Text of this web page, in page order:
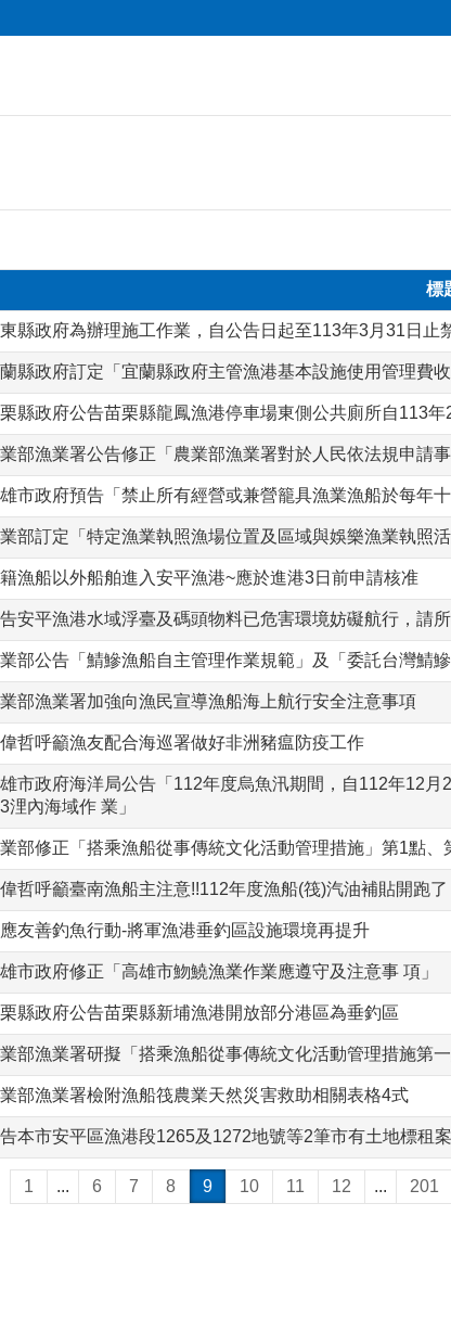
標
縣政府為辦理施工作業，自公告日起至113年3月31日止
縣政府訂定「宜蘭縣政府主管漁港基本設施使用管理費收
縣政府公告苗栗縣龍鳳漁港停車場東側公共廁所自113年
部漁業署公告修正「農業部漁業署對於人民依法規申請事
市政府預告「禁止所有經營或兼營籠具漁業漁船於每年
部訂定「特定漁業執照漁場位置及區域與娛樂漁業執照
漁船以外船舶進入安平漁港~應於進港3日前申請核准
安平漁港水域浮臺及碼頭物料已危害環境妨礙航行，請
部公告「鯖鰺漁船自主管理作業規範」及「委託台灣鯖
部漁業署加強向漁民宣導漁船海上航行安全注意事項
哲呼籲漁友配合海巡署做好非洲豬瘟防疫工作
市政府海洋局公告「112年度烏魚汛期間，自112年12
浬內海域作 業」
部修正「搭乘漁船從事傳統文化活動管理措施」第1點、
哲呼籲臺南漁船主注意!!112年度漁船(筏)汽油補貼開跑了
友善釣魚行動-將軍漁港垂釣區設施環境再提升
市政府修正「高雄市魩鱙漁業作業應遵守及注意事 項」
縣政府公告苗栗縣新埔漁港開放部分港區為垂釣區
部漁業署研擬「搭乘漁船從事傳統文化活動管理措施第
部漁業署檢附漁船筏農業天然災害救助相關表格4式
本市安平區漁港段1265及1272地號等2筆市有土地標租
1 ... 6 7 8 9 10 11 12 ... 201